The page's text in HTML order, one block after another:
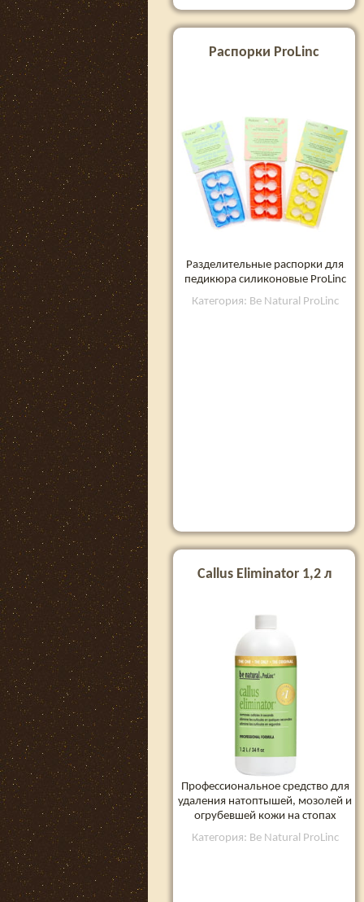
Распорки ProLinc
Разделительные распорки для
педикюра силиконовые ProLinc
Категория: Be Natural ProLinc
Callus Eliminator 1,2 л
Профессиональное средство для
удаления натоптышей, мозолей и
огрубевшей кожи на стопах
Категория: Be Natural ProLinc